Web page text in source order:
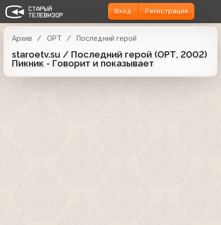
Вход Регистрация
Архив ОРТ Последний герой
staroetv.su / Последний герой (ОРТ, 2002)
Пикник - Говорит и показывает